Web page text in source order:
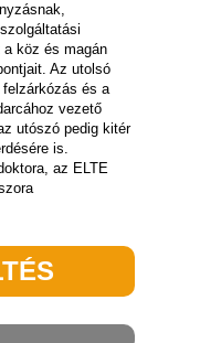
köz és magán
Az utolsó
és a
vezető
utószó pedig kitér
is.
az ELTE